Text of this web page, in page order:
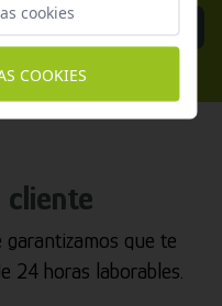
cliente
que te
24 horas laborables.
cookies
COOKIES